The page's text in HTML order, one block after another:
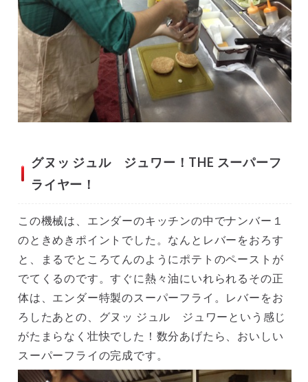
グヌッ ジュル ジュワー！THE スーパーフ
ライヤー！
この機械は、エンダーのキッチンの中でナンバー１
のときめきポイントでした。なんとレバーをおろす
と、まるでところてんのようにポテトのペーストが
でてくるのです。すぐに熱々油にいれられるその正
体は、エンダー特製のスーパーフライ。レバーをお
ろしたあとの、グヌッ ジュル ジュワーという感じ
がたまらなく壮快でした！数分あげたら、おいしい
スーパーフライの完成です。